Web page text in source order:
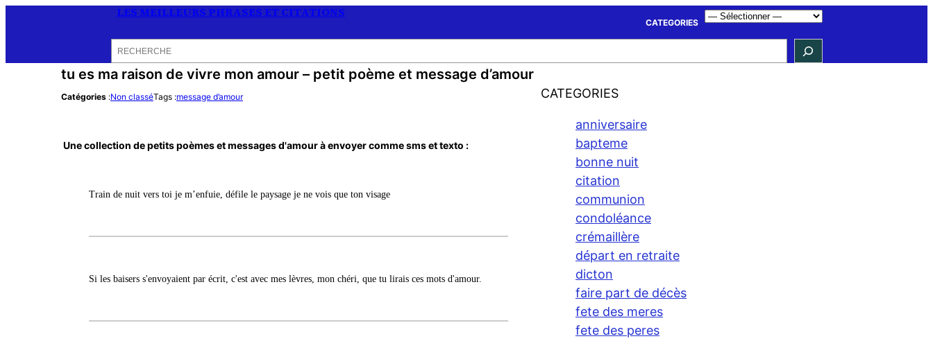
LES MEILLEURS PHRASES ET CITATIONS
CATEGORIES
tu es ma raison de vivre mon amour – petit poème et message d’amour
Catégories:Non classéTags :message d’amour
Une collection de petits poèmes et messages d'amour à envoyer comme sms et texto :
Train de nuit vers toi je m’enfuie, défile le paysage je ne vois que ton visage
Si les baisers s'envoyaient par écrit, c'est avec mes lèvres, mon chéri, que tu lirais ces mots d'amour.
CATEGORIES
anniversaire
bapteme
bonne nuit
citation
communion
condoléance
crémaillère
départ en retraite
dicton
faire part de décès
fete des meres
fete des peres